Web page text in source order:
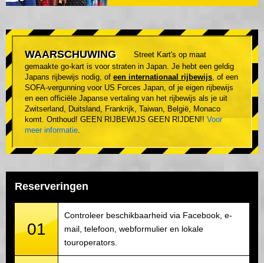
WAARSCHUWING
Street Kart's op maat
gemaakte go-kart is voor straten in Japan. Je hebt een geldig
Japans rijbewijs nodig, of een internationaal rijbewijs, of een
SOFA-vergunning voor US Forces Japan, of je eigen rijbewijs
en een officiële Japanse vertaling van het rijbewijs als je uit
Zwitserland, Duitsland, Frankrijk, Taiwan, België, Monaco
komt. Onthoud! GEEN RIJBEWIJS GEEN RIJDEN!! Voor
meer informatie.
Reserveringen
01
Controleer beschikbaarheid via Facebook, e-
mail, telefoon, webformulier en lokale
touroperators.